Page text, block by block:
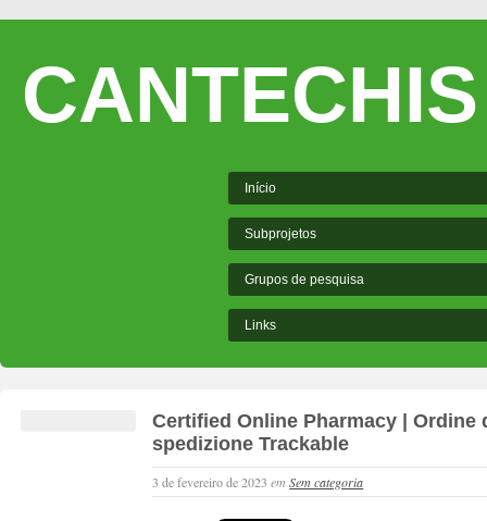
CANTECHIS
Início
Subprojetos
Grupos de pesquisa
Links
Certified Online Pharmacy |
spedizione Trackable
3 de fevereiro de 2023emSem categoria